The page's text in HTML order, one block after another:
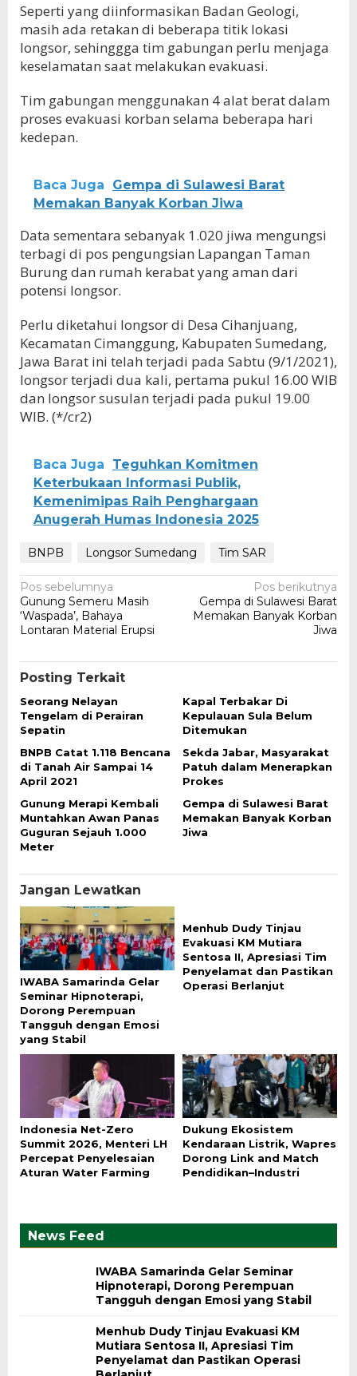
Seperti yang diinformasikan Badan Geologi,
masih ada retakan di beberapa titik lokasi
longsor, sehinggga tim gabungan perlu menjaga
keselamatan saat melakukan evakuasi.
Tim gabungan menggunakan 4 alat berat dalam
proses evakuasi korban selama beberapa hari
kedepan.
Baca Juga
Gempa di Sulawesi Barat
Memakan Banyak Korban Jiwa
Data sementara sebanyak 1.020 jiwa mengungsi
terbagi di pos pengungsian Lapangan Taman
Burung dan rumah kerabat yang aman dari
potensi longsor.
Perlu diketahui longsor di Desa Cihanjuang,
Kecamatan Cimanggung, Kabupaten Sumedang,
Jawa Barat ini telah terjadi pada Sabtu (9/1/2021),
longsor terjadi dua kali, pertama pukul 16.00 WIB
dan longsor susulan terjadi pada pukul 19.00
WIB. (*/cr2)
Baca Juga
Teguhkan Komitmen
Keterbukaan Informasi Publik,
Kemenimipas Raih Penghargaan
Anugerah Humas Indonesia 2025
BNPB Longsor Sumedang Tim SAR
Navigasi
pos
Pos sebelumnya
Gunung Semeru Masih
‘Waspada’, Bahaya
Lontaran Material Erupsi
Pos berikutnya
Gempa di Sulawesi Barat
Memakan Banyak Korban
Jiwa
Posting Terkait
Seorang Nelayan
Tengelam di Perairan
Sepatin
Kapal Terbakar Di
Kepulauan Sula Belum
Ditemukan
BNPB Catat 1.118 Bencana
di Tanah Air Sampai 14
April 2021
Sekda Jabar, Masyarakat
Patuh dalam Menerapkan
Prokes
Gunung Merapi Kembali
Muntahkan Awan Panas
Guguran Sejauh 1.000
Meter
Gempa di Sulawesi Barat
Memakan Banyak Korban
Jiwa
Jangan Lewatkan
IWABA Samarinda Gelar
Seminar Hipnoterapi,
Dorong Perempuan
Tangguh dengan Emosi
yang Stabil
Menhub Dudy Tinjau
Evakuasi KM Mutiara
Sentosa II, Apresiasi Tim
Penyelamat dan Pastikan
Operasi Berlanjut
Indonesia Net-Zero
Summit 2026, Menteri LH
Percepat Penyelesaian
Aturan Water Farming
Dukung Ekosistem
Kendaraan Listrik, Wapres
Dorong Link and Match
Pendidikan–Industri
News Feed
IWABA Samarinda Gelar Seminar
Hipnoterapi, Dorong Perempuan
Tangguh dengan Emosi yang Stabil
Menhub Dudy Tinjau Evakuasi KM
Mutiara Sentosa II, Apresiasi Tim
Penyelamat dan Pastikan Operasi